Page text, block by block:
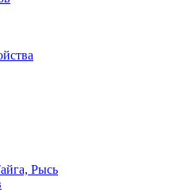
Рысь